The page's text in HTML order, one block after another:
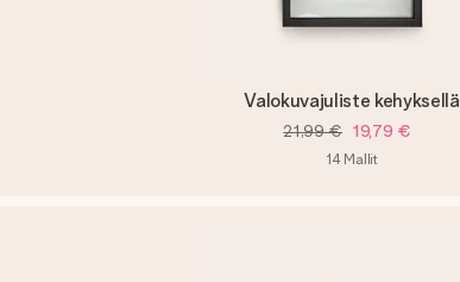
Valokuvajuliste kehyksellä
21,99 € 19,79 €
14 Mallit